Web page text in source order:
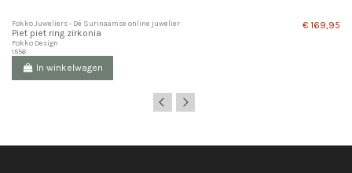
Fokko Juweliers - Dé Surinaamse online juwelier
Piet piet ring zirkonia
Fokko Design
1556
€ 169,95
In winkelwagen